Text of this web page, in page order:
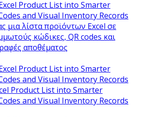
μια λίστα προϊόντων Excel σε
κώδικες, QR codes και
αποθέματος
Product List into Smarter
and Visual Inventory Records